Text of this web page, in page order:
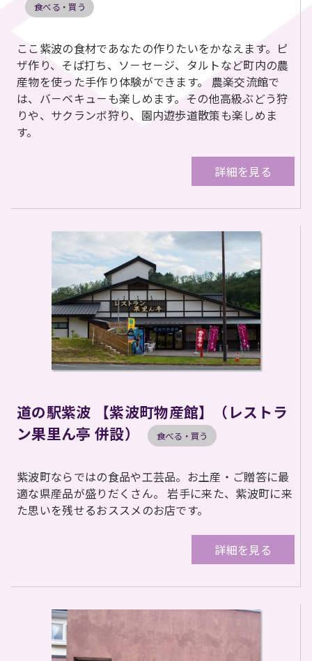
食べる・買う
ここ紫波の食材であなたの作りたいをかなえます。ピ
ザ作り、そば打ち、ソ－セ－ジ、タルトなど町内の農
産物を使った手作り体験ができます。 農楽交流館で
は、バ－ベキュ－も楽しめます。その他高級ぶどう狩
りや、サクランボ狩り、園内遊歩道散策も楽しめま
す。
詳細を見る
道の駅紫波 【紫波町物産館】（レストラ
ン果里ん亭 併設）
食べる・買う
紫波町ならではの食品や工芸品。お土産・ご贈答に最
適な県産品が盛りだくさん。 岩手に来た、紫波町に来
た思いを残せるおススメのお店です。
詳細を見る